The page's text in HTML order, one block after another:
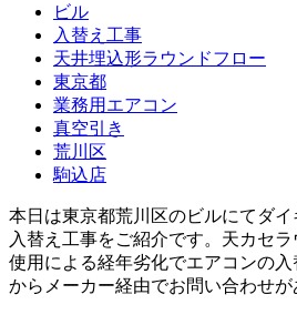
ビル
入替え工事
天井埋込形ラウンドフロー
東京都
業務用エアコン
真空引き
荒川区
駒込店
本日は東京都荒川区のビルにてダ
入替え工事をご紹介です。天カセ
使用による経年劣化でエアコンの
からメーカー経由でお問い合わせが